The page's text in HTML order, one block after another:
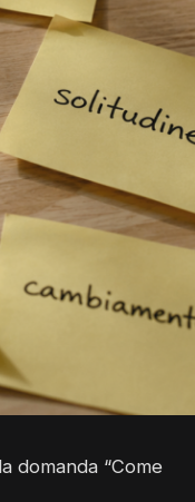
domanda “Come